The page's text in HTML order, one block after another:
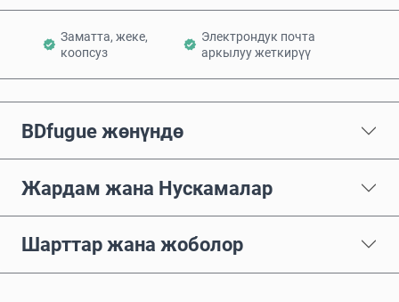
Заматта, жеке,
коопсуз
Электрондук почта
аркылуу жеткирүү
BDfugue жөнүндө
Жардам жана Нускамалар
Шарттар жана жоболор